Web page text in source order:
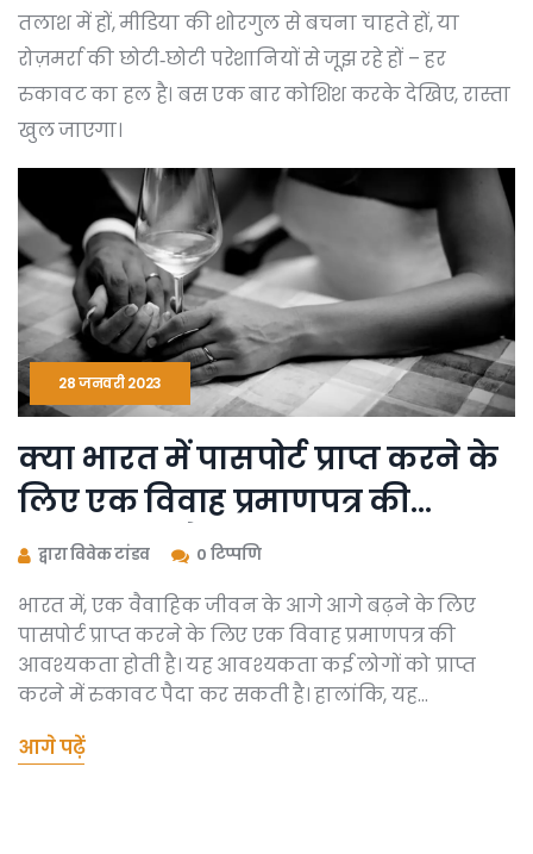
तलाश में हों, मीडिया की शोरगुल से बचना चाहते हों, या
रोज़मर्रा की छोटी‑छोटी परेशानियों से जूझ रहे हों – हर
रुकावट का हल है। बस एक बार कोशिश करके देखिए, रास्ता
खुल जाएगा।
28 जनवरी 2023
क्या भारत में पासपोर्ट प्राप्त करने के
लिए एक विवाह प्रमाणपत्र की
आवश्यकता है?
द्वारा विवेक टांडव 0 टिप्पणि
भारत में, एक वैवाहिक जीवन के आगे आगे बढ़ने के लिए
पासपोर्ट प्राप्त करने के लिए एक विवाह प्रमाणपत्र की
आवश्यकता होती है। यह आवश्यकता कई लोगों को प्राप्त
करने में रुकावट पैदा कर सकती है। हालांकि, यह
आपराधिक अभियोग हो या आपराधिक अभियोग।
आगे पढ़ें